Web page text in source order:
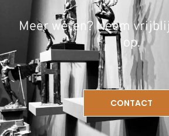
Meer weten? Neem
op.
CONTACT